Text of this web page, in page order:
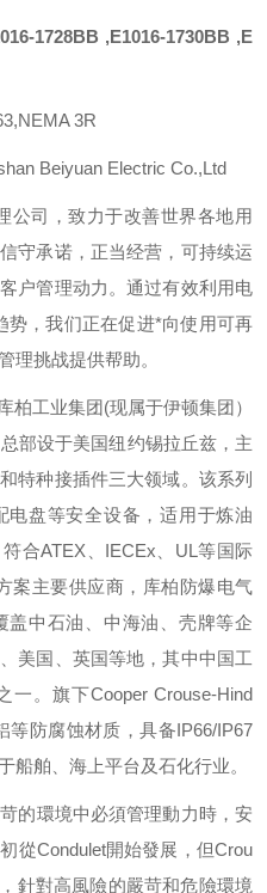
1728BB ,E1016-1730BB ,E
3R
Beiyuan Electric Co.,Ltd
公司，致力于改善世界各地用
守承诺，正当经营，可持续运
户管理动力。通过有效利用电
势，我们正在促进*向使用可再
理挑战提供帮助。
库柏工业集团(现属于伊顿集团）
部设于美国纽约锡拉丘兹，主
特种接插件三大领域。该系列
电盘等安全设备，适用于炼油
符合ATEX IECEx UL 等国际
案主要供应商，库柏防爆电气
中石油、中海油、壳牌等企
美国、英国等地，其中中国工
一。旗下Cooper Crouse-Hind
等防腐蚀材质，具备IP66/IP67
船舶、海上平台及石化行业。
的環境中必須管理動力時，安
從Condulet開始發展，但Crou
針對高風險的嚴苛和危險環境